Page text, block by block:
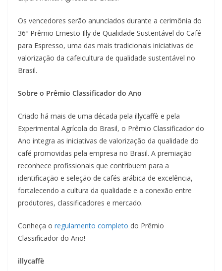
Os vencedores serão anunciados durante a cerimônia do
36º Prêmio Ernesto Illy de Qualidade Sustentável do Café
para Espresso, uma das mais tradicionais iniciativas de
valorização da cafeicultura de qualidade sustentável no
Brasil.
Sobre o Prêmio Classificador do Ano
Criado há mais de uma década pela illycaffè e pela
Experimental Agrícola do Brasil, o Prêmio Classificador do
Ano integra as iniciativas de valorização da qualidade do
café promovidas pela empresa no Brasil. A premiação
reconhece profissionais que contribuem para a
identificação e seleção de cafés arábica de excelência,
fortalecendo a cultura da qualidade e a conexão entre
produtores, classificadores e mercado.
Conheça o regulamento completo do Prêmio
Classificador do Ano!
illycaffè